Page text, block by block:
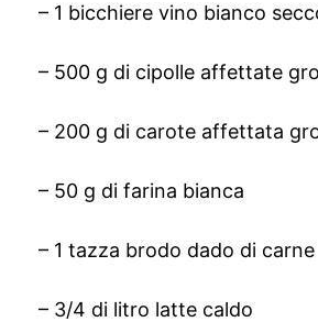
– 1 bicchiere vino bianco
– 500 g di cipolle affettate
– 200 g di carote affettata
– 50 g di farina bianca
– 1 tazza brodo dado di carne
– 3/4 di litro latte caldo